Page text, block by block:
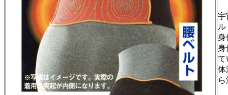
宇
身
身
て
体